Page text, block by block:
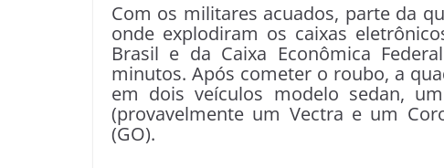
Com os militares acuados, parte da
onde explodiram os caixas
Brasil e da Caixa Econômica
minutos. Após cometer o roubo, a
em dois veículos modelo sedan,
(provavelmente um Vectra e um
(GO).